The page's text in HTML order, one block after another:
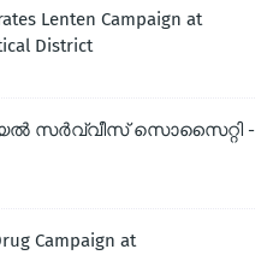
Lenten Campaign at
District
സര്‍വ്വീസ് സൊസൈറ്റി -
Campaign at